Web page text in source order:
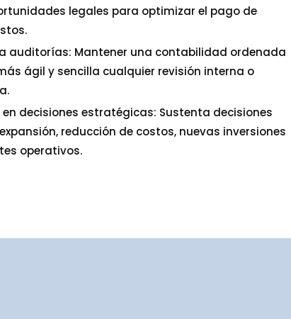
legales para optimizar el pago de
auditorías: Mantener una contabilidad ordenada
ágil y sencilla cualquier revisión interna o
en decisiones estratégicas: Sustenta decisiones
reducción de costos, nuevas inversiones
operativos.